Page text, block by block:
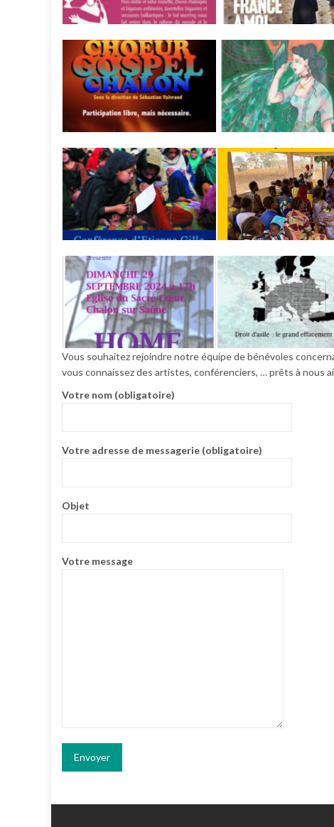
Vous souhaitez rejoindre notre équipe de bénévoles
vous connaissez des artistes, conférenciers, … prêts à nous
Votre nom (obligatoire)
Votre adresse de messagerie (obligatoire)
Objet
Votre message